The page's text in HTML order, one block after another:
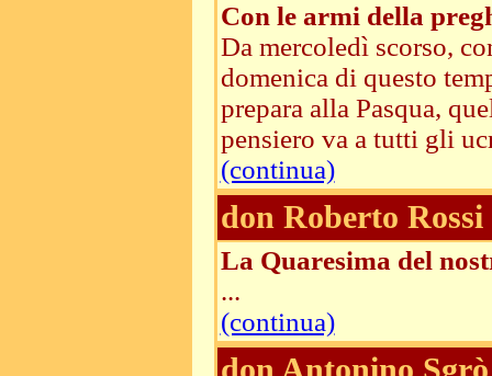
Con le armi della
Da mercoledì scorso,
domenica di questo
prepara alla Pasqua,
pensiero va a tutti gli
(continua)
don Roberto Rossi
La Quaresima del
...
(continua)